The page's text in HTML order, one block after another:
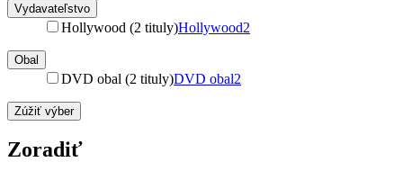
Vydavateľstvo
Hollywood (2 tituly)Hollywood2
Obal
DVD obal (2 tituly)DVD obal2
Zúžiť výber
Zoradiť